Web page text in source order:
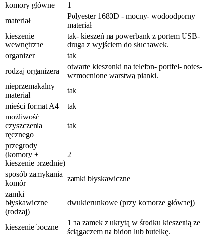
komory główne
1
materiał
Polyester 1680D - mocny- wodoodporny
materiał
kieszenie
wewnętrzne
tak- kieszeń na powerbank z portem USB-
druga z wyjściem do słuchawek.
organizer
tak
rodzaj organizera
otwarte kieszonki na telefon- portfel- notes-
wzmocnione warstwą pianki.
nieprzemakalny
materiał
tak
mieści format A4
tak
możliwość
czyszczenia
ręcznego
tak
przegrody
(komory +
kieszenie przednie)
2
sposób zamykania
komór
zamki błyskawiczne
zamki
błyskawiczne
(rodzaj)
dwukierunkowe (przy komorze głównej)
kieszenie boczne
1 na zamek z ukrytą w środku kieszenią ze
ściągaczem na bidon lub butelkę.